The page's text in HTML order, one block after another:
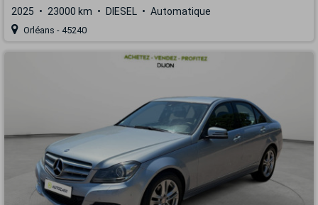
2025 23000 km DIESEL Automatique
Orléans - 45240